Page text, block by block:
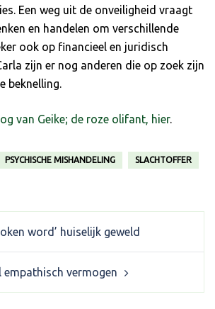
Een weg uit de onveiligheid vraagt
en handelen om verschillende
ook op financieel en juridisch
zijn er nog anderen die op zoek zijn
beknelling.
van Geike; de roze olifant, hier.
PSYCHISCHE MISHANDELING SLACHTOFFER
word’ huiselijk geweld
empathisch vermogen